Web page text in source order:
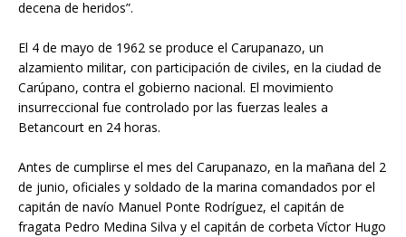
decena de heridos”.
El 4 de mayo de 1962 se produce el Carupanazo, un
alzamiento militar, con participación de civiles, en la ciudad de
Carúpano, contra el gobierno nacional. El movimiento
insurreccional fue controlado por las fuerzas leales a
Betancourt en 24 horas.
Antes de cumplirse el mes del Carupanazo, en la mañana del 2
de junio, oficiales y soldado de la marina comandados por el
capitán de navío Manuel Ponte Rodríguez, el capitán de
fragata Pedro Medina Silva y el capitán de corbeta Víctor Hugo